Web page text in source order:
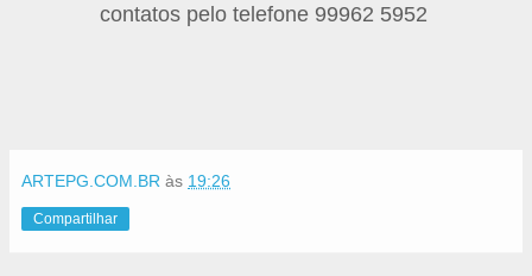
contatos pelo telefone 99962 5952
ARTEPG.COM.BR às 19:26
Compartilhar